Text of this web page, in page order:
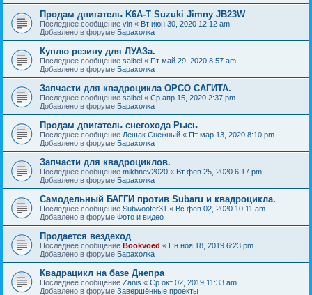
Продам двигатель K6A-T Suzuki Jimny JB23W
Последнее сообщение vin « Вт июн 30, 2020 12:12 am
Добавлено в форуме Барахолка
Куплю резину для ЛУАЗа.
Последнее сообщение saibel « Пт май 29, 2020 8:57 am
Добавлено в форуме Барахолка
Запчасти для квадроцикла ОРСО САГИТА.
Последнее сообщение saibel « Ср апр 15, 2020 2:37 pm
Добавлено в форуме Барахолка
Продам двигатель снегохода Рысь
Последнее сообщение Лешак Снежный « Пт мар 13, 2020 8:10 pm
Добавлено в форуме Барахолка
Запчасти для квадроциклов.
Последнее сообщение mikhnev2020 « Вт фев 25, 2020 6:17 pm
Добавлено в форуме Барахолка
Самодельный БАГГИ против Subaru и квадроцикла.
Последнее сообщение Subwoofer31 « Вс фев 02, 2020 10:11 am
Добавлено в форуме Фото и видео
Продается вездеход
Последнее сообщение Bookvoed « Пн ноя 18, 2019 6:23 pm
Добавлено в форуме Барахолка
Квадрацикл на базе Днепра
Последнее сообщение Zanis « Ср окт 02, 2019 11:33 am
Добавлено в форуме Завершённые проекты